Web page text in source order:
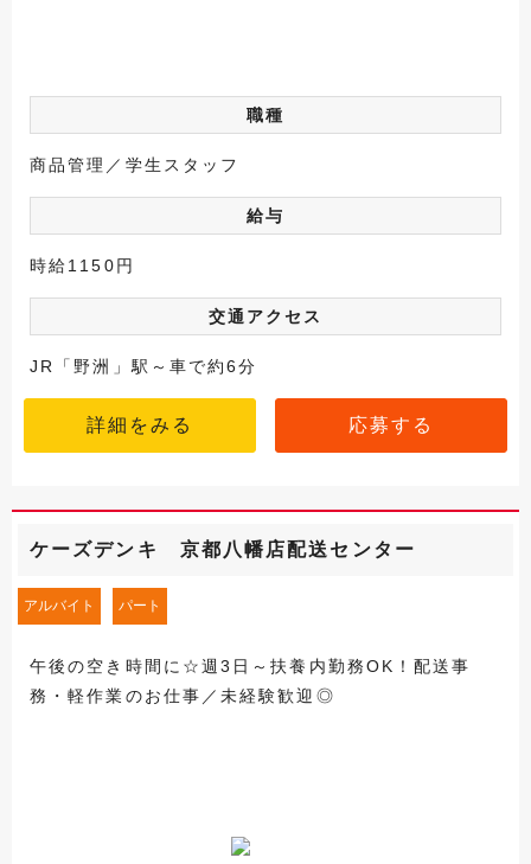
職種
商品管理／学生スタッフ
給与
時給1150円
交通アクセス
JR「野洲」駅～車で約6分
詳細をみる 応募する
ケーズデンキ 京都八幡店配送センター
アルバイト パート
午後の空き時間に☆週3日～扶養内勤務OK！配送事
務・軽作業のお仕事／未経験歓迎◎